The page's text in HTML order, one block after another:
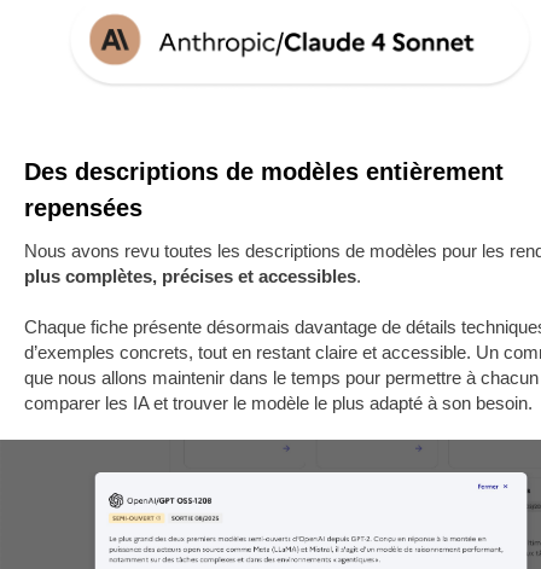
Des descriptions de modèles entièrement
repensées
Nous avons revu toutes les descriptions de modèles pour les
plus complètes, précises et accessibles.
Chaque fiche présente désormais davantage de détails
d’exemples concrets, tout en restant claire et accessible. Un
que nous allons maintenir dans le temps pour permettre à
comparer les IA et trouver le modèle le plus adapté à son besoin.